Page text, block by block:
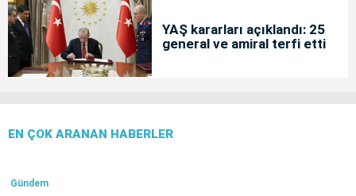
YAŞ kararları açıklandı: 25
general ve amiral terfi etti
EN ÇOK ARANAN HABERLER
Gündem